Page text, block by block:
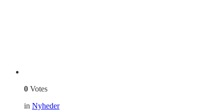
0 Votes
in Nyheder